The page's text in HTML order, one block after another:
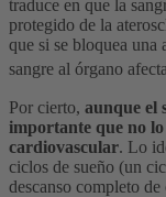
traduce en que la
protegido de la
que si se bloquea
sangre al órgano
Por cierto, aunque el
importante que no
cardiovascular. Lo
ciclos de sueño (un
descanso completo